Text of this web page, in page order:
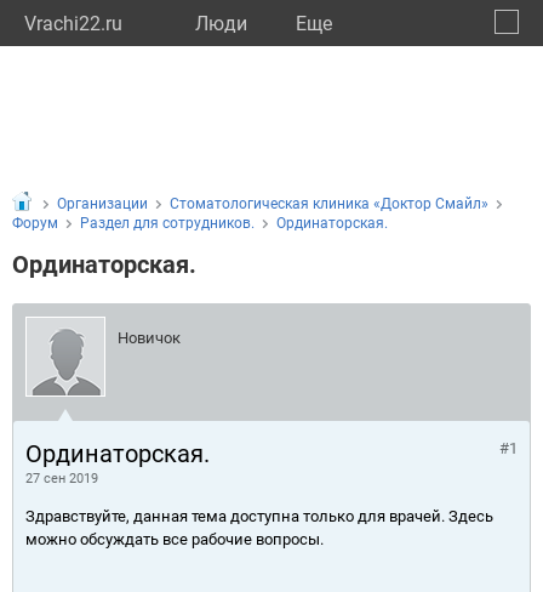
Vrachi22.ru Люди Eще
Организации
Стоматологическая клиника «Доктор Смайл»
Форум
Раздел для сотрудников. Ординаторская.
Ординаторская.
Новичок
Ординаторская.
27 сен 2019
#1
Здравствуйте, данная тема доступна только для врачей. Здесь
можно обсуждать все рабочие вопросы.